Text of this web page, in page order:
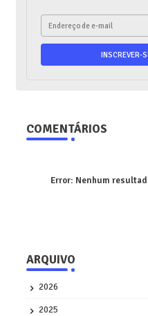
COMENTÁRIOS
Error: Nenhum
ARQUIVO
2026
2025